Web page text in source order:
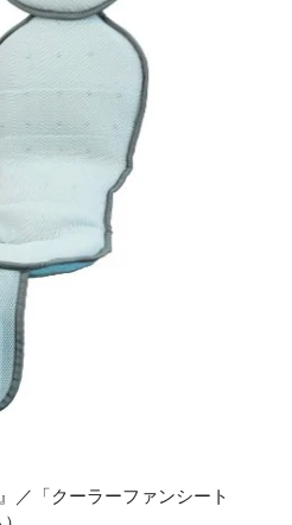
／「クーラーファンシート